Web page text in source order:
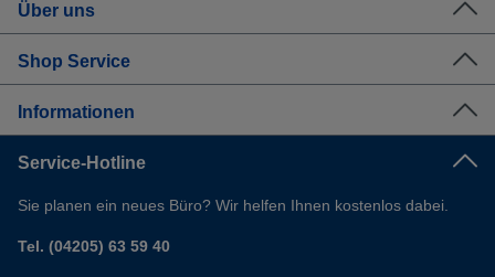
Über uns
Shop Service
Informationen
Service-Hotline
Sie planen ein neues Büro? Wir helfen Ihnen kostenlos dabei.
Tel. (04205) 63 59 40